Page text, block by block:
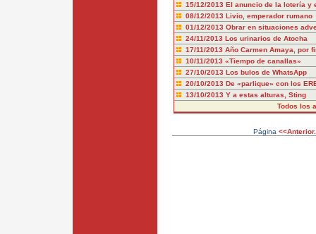
15/12/2013 El anuncio de la lotería y
08/12/2013 Livio, emperador rumano
01/12/2013 Obrar en situaciones
24/11/2013 Los urinarios de Atocha
17/11/2013 Año Carmen Amaya, por
10/11/2013 «Tiempo de canallas»
27/10/2013 Los bulos de WhatsApp
20/10/2013 De «parlique» con los
13/10/2013 Y a estas alturas, Sting
Todos los
Página